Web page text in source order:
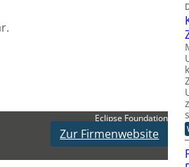
Eclipse Foundation
Zur Firmenwebsite